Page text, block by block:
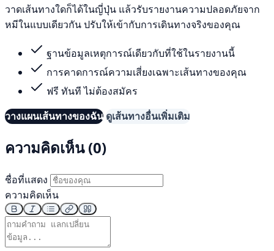
วาดเส้นทางใดก็ได้ในญี่ปุ่น แล้วรับรายงานความปลอดภัยจาก
หมีในแบบเดียวกัน ปรับให้เข้ากับการเดินทางจริงของคุณ
ฐานข้อมูลเหตุการณ์เดียวกับที่ใช้ในรายงานนี้
การคาดการณ์ความเสี่ยงเฉพาะเส้นทางของคุณ
ฟรี ทันที ไม่ต้องสมัคร
วางแผนเส้นทางของฉัน ดูเส้นทางอื่นเพิ่มเติม
ความคิดเห็น (0)
ชื่อที่แสดง
ความคิดเห็น